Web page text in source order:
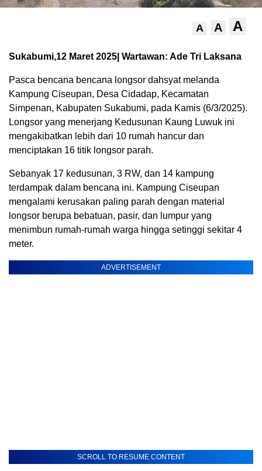
A A A
Sukabumi,12 Maret 2025| Wartawan: Ade Tri Laksana
Pasca bencana bencana longsor dahsyat melanda
Kampung Ciseupan, Desa Cidadap, Kecamatan
Simpenan, Kabupaten Sukabumi, pada Kamis (6/3/2025).
Longsor yang menerjang Kedusunan Kaung Luwuk ini
mengakibatkan lebih dari 10 rumah hancur dan
menciptakan 16 titik longsor parah.
Sebanyak 17 kedusunan, 3 RW, dan 14 kampung
terdampak dalam bencana ini. Kampung Ciseupan
mengalami kerusakan paling parah dengan material
longsor berupa bebatuan, pasir, dan lumpur yang
menimbun rumah-rumah warga hingga setinggi sekitar 4
meter.
ADVERTISEMENT
SCROLL TO RESUME CONTENT